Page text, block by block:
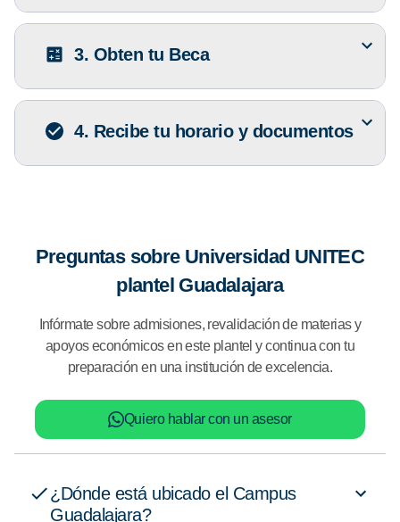
3. Obten tu Beca
4. Recibe tu horario y documentos
Preguntas sobre Universidad UNITEC
plantel Guadalajara
Infórmate sobre admisiones, revalidación de materias y
apoyos económicos en este plantel y continua con tu
preparación en una institución de excelencia.
Quiero hablar con un asesor
¿Dónde está ubicado el Campus
Guadalajara?